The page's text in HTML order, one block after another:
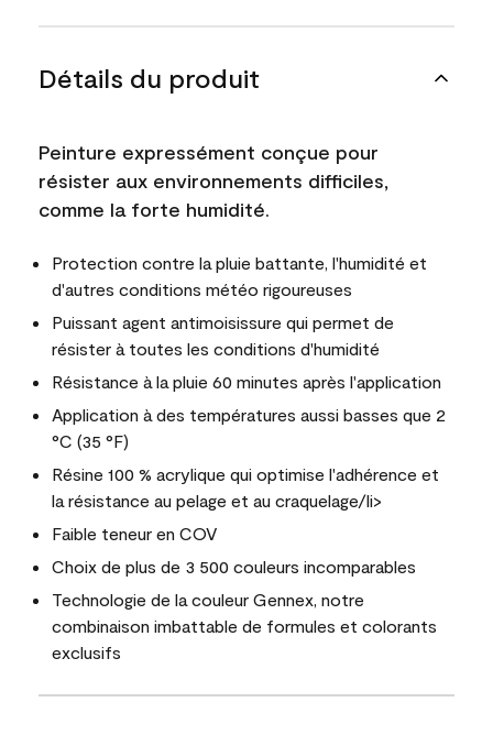
Détails du produit
Peinture expressément conçue pour
résister aux environnements difficiles,
comme la forte humidité.
Protection contre la pluie battante, l'humidité et
d'autres conditions météo rigoureuses
Puissant agent antimoisissure qui permet de
résister à toutes les conditions d'humidité
Résistance à la pluie 60 minutes après l'application
Application à des températures aussi basses que 2
°C (35 °F)
Résine 100 % acrylique qui optimise l'adhérence et
la résistance au pelage et au craquelage/li>
Faible teneur en COV
Choix de plus de 3 500 couleurs incomparables
Technologie de la couleur Gennex, notre
combinaison imbattable de formules et colorants
exclusifs